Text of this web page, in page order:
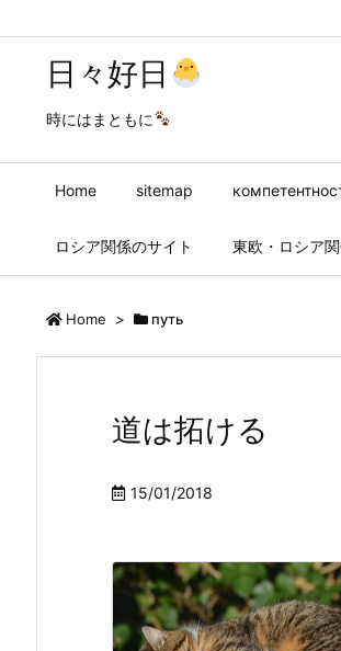
日々好日
時にはまともに
Home sitemap
ロシア関係のサイト 東欧・ロシア
Home > путь
道は拓ける
15/01/2018